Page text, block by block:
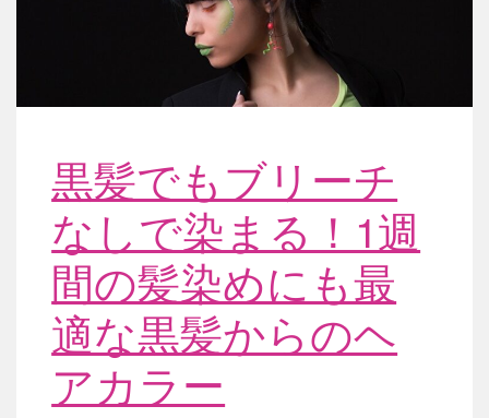
黒髪でもブリーチ
なしで染まる！1週
間の髪染めにも最
適な黒髪からのヘ
アカラー